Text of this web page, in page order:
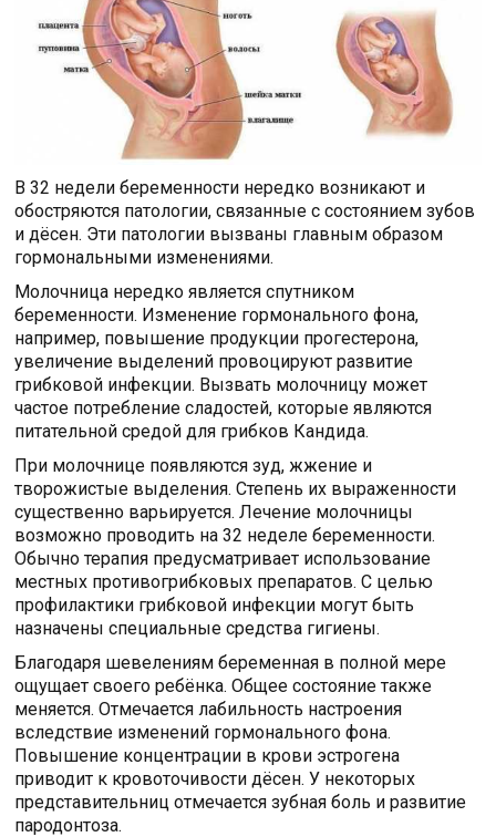
В 32 недели беременности нередко возникают и
обостряются патологии, связанные с состоянием зубов
и дёсен. Эти патологии вызваны главным образом
гормональными изменениями.
Молочница нередко является спутником
беременности. Изменение гормонального фона,
например, повышение продукции прогестерона,
увеличение выделений провоцируют развитие
грибковой инфекции. Вызвать молочницу может
частое потребление сладостей, которые являются
питательной средой для грибков Кандида.
При молочнице появляются зуд, жжение и
творожистые выделения. Степень их выраженности
существенно варьируется. Лечение молочницы
возможно проводить на 32 неделе беременности.
Обычно терапия предусматривает использование
местных противогрибковых препаратов. С целью
профилактики грибковой инфекции могут быть
назначены специальные средства гигиены.
Благодаря шевелениям беременная в полной мере
ощущает своего ребёнка. Общее состояние также
меняется. Отмечается лабильность настроения
вследствие изменений гормонального фона.
Повышение концентрации в крови эстрогена
приводит к кровоточивости дёсен. У некоторых
представительниц отмечается зубная боль и развитие
пародонтоза.